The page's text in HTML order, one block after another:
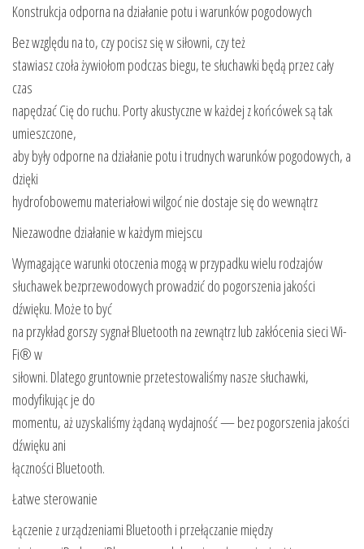
Konstrukcja odporna na działanie potu i warunków pogodowych
Bez względu na to, czy pocisz się w siłowni, czy też
stawiasz czoła żywiołom podczas biegu, te słuchawki będą przez cały
czas
napędzać Cię do ruchu. Porty akustyczne w każdej z końcówek są tak
umieszczone,
aby były odporne na działanie potu i trudnych warunków pogodowych, a
dzięki
hydrofobowemu materiałowi wilgoć nie dostaje się do wewnątrz
Niezawodne działanie w każdym miejscu
Wymagające warunki otoczenia mogą w przypadku wielu rodzajów
słuchawek bezprzewodowych prowadzić do pogorszenia jakości
dźwięku. Może to być
na przykład gorszy sygnał Bluetooth na zewnątrz lub zakłócenia sieci Wi-
Fi® w
siłowni. Dlatego gruntownie przetestowaliśmy nasze słuchawki,
modyfikując je do
momentu, aż uzyskaliśmy żądaną wydajność — bez pogorszenia jakości
dźwięku ani
łączności Bluetooth.
Łatwe sterowanie
Łączenie z urządzeniami Bluetooth i przełączanie między